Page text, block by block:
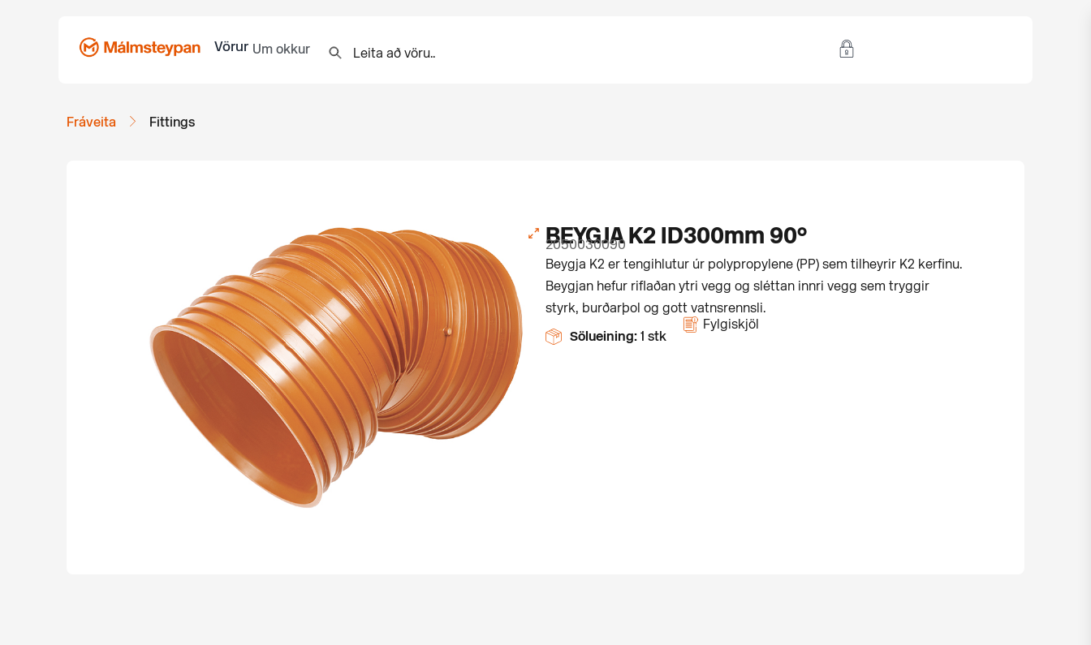
Vörur Um okkur
Fráveita Fittings
BEYGJA K2 ID300mm 90°
2050030090
Beygja K2 er tengihlutur úr polypropylene (PP) sem tilheyrir K2 kerfinu.
Beygjan hefur riflaðan ytri vegg og sléttan innri vegg sem tryggir
styrk, burðarþol og gott vatnsrennsli.
Sölueining: 1 stk
Fylgiskjöl